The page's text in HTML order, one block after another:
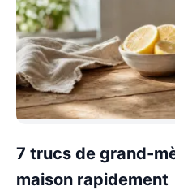
7 trucs de grand-
maison rapidement